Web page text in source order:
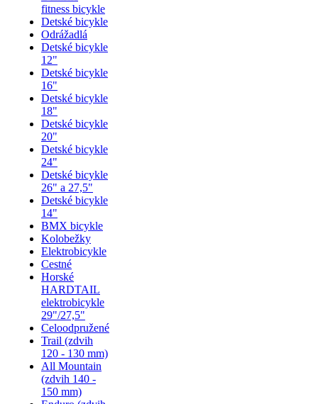
fitness bicykle
Detské bicykle
Odrážadlá
Detské bicykle
12"
Detské bicykle
16"
Detské bicykle
18"
Detské bicykle
20"
Detské bicykle
24"
Detské bicykle
26" a 27,5"
Detské bicykle
14"
BMX bicykle
Kolobežky
Elektrobicykle
Cestné
Horské
HARDTAIL
elektrobicykle
29"/27,5"
Celoodpružené
Trail (zdvih
120 - 130 mm)
All Mountain
(zdvih 140 -
150 mm)